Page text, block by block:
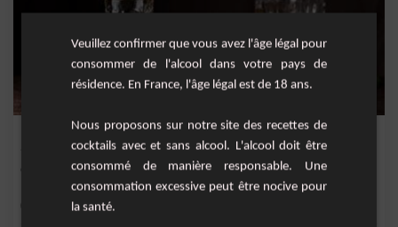
Punch Vanille
Cocktail corsé à base de vieux rhum, de vanille et de citron.
Veuillez confirmer que vous avez l'âge légal pour
consommer de l'alcool dans votre pays de
résidence. En France, l'âge légal est de 18 ans.
Nous proposons sur notre site des recettes de
cocktails avec et sans alcool. L'alcool doit être
consommé de manière responsable. Une
consommation excessive peut être nocive pour
la santé.